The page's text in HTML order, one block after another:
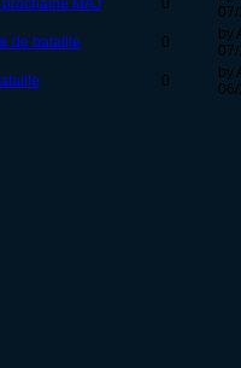
MAJ
0
de bataille
0
by
0
by